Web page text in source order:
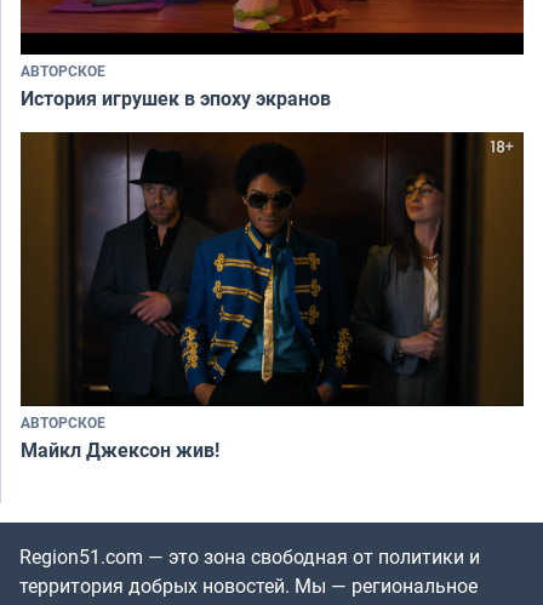
АВТОРСКОЕ
История игрушек в эпоху экранов
АВТОРСКОЕ
Майкл Джексон жив!
Region51.com — это зона свободная от политики и
территория добрых новостей. Мы — региональное